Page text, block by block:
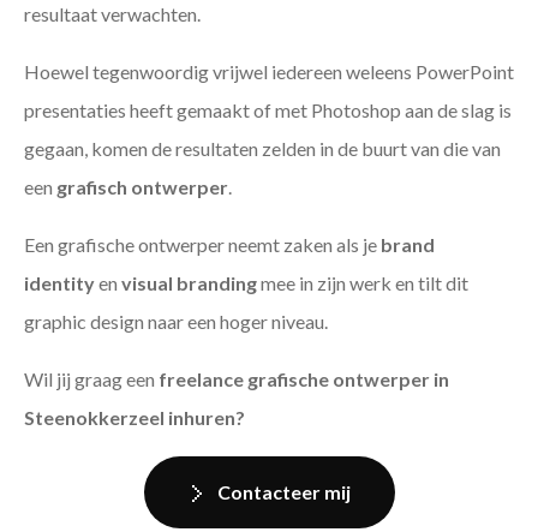
resultaat verwachten.
Hoewel tegenwoordig vrijwel iedereen weleens PowerPoint
presentaties heeft gemaakt of met Photoshop aan de slag is
gegaan, komen de resultaten zelden in de buurt van die van
een grafisch ontwerper
Een grafische ontwerper neemt zaken als je brand
identityen visual brandingmee in zijn werk en tilt dit
graphic design naar een hoger niveau.
Wil jij graag een freelance grafische ontwerper in
Steenokkerzeel inhuren?
Contacteer mij